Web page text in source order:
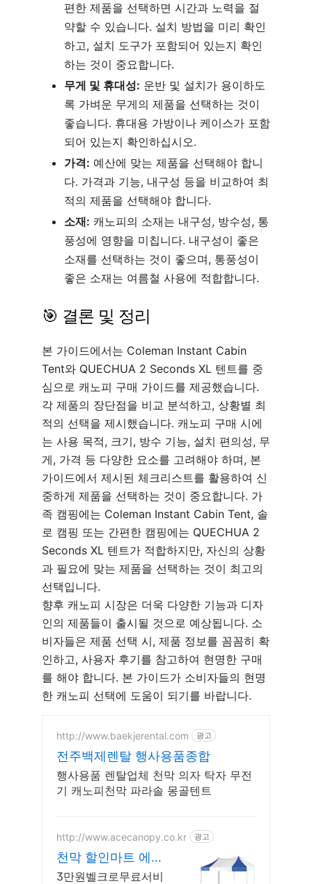
편한 제품을 선택하면 시간과 노력을 절
약할 수 있습니다. 설치 방법을 미리 확인
하고, 설치 도구가 포함되어 있는지 확인
하는 것이 중요합니다.
무게 및 휴대성: 운반 및 설치가 용이하도
록 가벼운 무게의 제품을 선택하는 것이
좋습니다. 휴대용 가방이나 케이스가 포함
되어 있는지 확인하십시오.
가격: 예산에 맞는 제품을 선택해야 합니
다. 가격과 기능, 내구성 등을 비교하여 최
적의 제품을 선택해야 합니다.
소재: 캐노피의 소재는 내구성, 방수성, 통
풍성에 영향을 미칩니다. 내구성이 좋은
소재를 선택하는 것이 좋으며, 통풍성이
좋은 소재는 여름철 사용에 적합합니다.
🎯 결론 및 정리
본 가이드에서는 Coleman Instant Cabin
Tent와 QUECHUA 2 Seconds XL 텐트를 중
심으로 캐노피 구매 가이드를 제공했습니다.
각 제품의 장단점을 비교 분석하고, 상황별 최
적의 선택을 제시했습니다. 캐노피 구매 시에
는 사용 목적, 크기, 방수 기능, 설치 편의성, 무
게, 가격 등 다양한 요소를 고려해야 하며, 본
가이드에서 제시된 체크리스트를 활용하여 신
중하게 제품을 선택하는 것이 중요합니다. 가
족 캠핑에는 Coleman Instant Cabin Tent, 솔
로 캠핑 또는 간편한 캠핑에는 QUECHUA 2
Seconds XL 텐트가 적합하지만, 자신의 상황
과 필요에 맞는 제품을 선택하는 것이 최고의
선택입니다.
향후 캐노피 시장은 더욱 다양한 기능과 디자
인의 제품들이 출시될 것으로 예상됩니다. 소
비자들은 제품 선택 시, 제품 정보를 꼼꼼히 확
인하고, 사용자 후기를 참고하여 현명한 구매
를 해야 합니다. 본 가이드가 소비자들의 현명
한 캐노피 선택에 도움이 되기를 바랍니다.
http://www.baekjerental.com 광고
전주백제렌탈 행사용품종합
행사용품 렌탈업체 천막 의자 탁자 무전
기 캐노피천막 파라솔 몽골텐트
http://www.acecanopy.co.kr 광고
천막 할인마트 에이
스캐노피
3만원벨크로무료서비